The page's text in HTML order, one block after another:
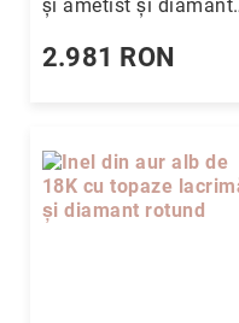
și ametist și diamant
2.981 RON